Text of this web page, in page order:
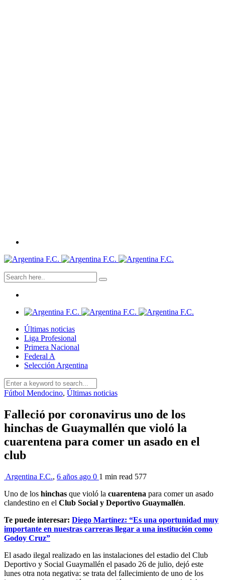
Últimas noticias
Liga Profesional
Primera Nacional
Federal A
Selección Argentina
Fútbol Mendocino, Últimas noticias
Falleció por coronavirus uno de los
hinchas de Guaymallén que violó la
cuarentena para comer un asado en el
club
Argentina F.C., 6 años ago 0 1 min read 577
Uno de los hinchas que violó la cuarentena para comer un asado
clandestino en el Club Social y Deportivo Guaymallén.
Te puede interesar: Diego Martínez: “Es una oportunidad muy
importante en nuestras carreras llegar a una institución como
Godoy Cruz”
El asado ilegal realizado en las instalaciones del estadio del Club
Deportivo y Social Guaymallén el pasado 26 de julio, dejó este
lunes otra nota negativa: se trata del fallecimiento de uno de los